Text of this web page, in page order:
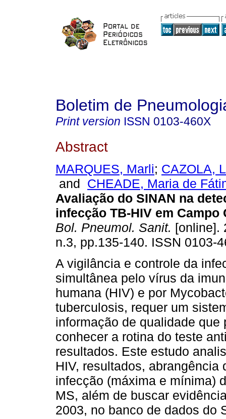
Boletim de
Print version ISSN 0103-460X
Abstract
MARQUES, Marli; CAZOLA,
and CHEADE, Maria de
Avaliação do SINAN na
infecção TB-HIV em Campo
Bol. Pneumol. Sanit. [online].
n.3, pp.135-140. ISSN 0103-
A vigilância e controle da
simultânea pelo vírus da
humana (HIV) e por
tuberculosis, requer um
informação de qualidade que
conhecer a rotina do teste
resultados. Este estudo
HIV, resultados,
infecção (máxima e mínima)
MS, além de buscar
2003, no banco de dados do